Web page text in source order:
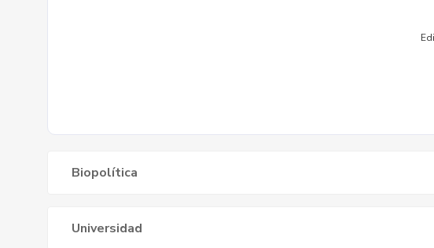
Biopolítica
Universidad